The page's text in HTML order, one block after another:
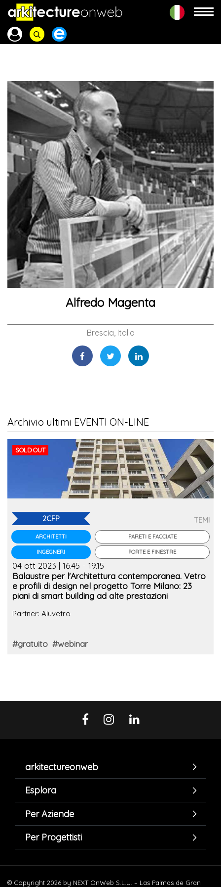
Alfredo Magenta
Brescia, Italia
Archivio ultimi EVENTI ON-LINE
SOLD OUT
2CFP
ARCHITETTI
INGEGNERI
TEMI
PARETI E FACCIATE
PORTE E FINESTRE
04 ott 2023 | 16.45 - 19.15
Balaustre per l'Architettura contemporanea. Vetro
e profili di design nel progetto Torre Milano: 23
piani di smart building ad alte prestazioni
Partner: Aluvetro
#gratuito #webinar
arkitectureonweb
Esplora
Per Aziende
Per Progettisti
© Copyright 2026 by NEXT OnWeb S.L.U. – Las Palmas de Gran